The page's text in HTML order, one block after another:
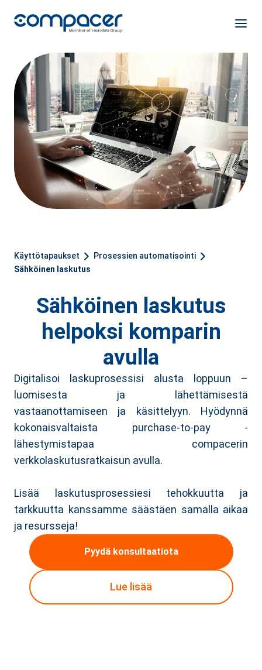
Käyttötapaukset
Prosessien automatisointi
Sähköinen laskutus
Sähköinen laskutus
helpoksi komparin
avulla
Digitalisoi laskuprosessisi alusta loppuun –
luomisesta ja lähettämisestä
vastaanottamiseen ja käsittelyyn. Hyödynnä
kokonaisvaltaista purchase-to-pay -
lähestymistapaa compacerin
verkkolaskutusratkaisun avulla.
Lisää laskutusprosessiesi tehokkuutta ja
tarkkuutta kanssamme säästäen samalla aikaa
ja resursseja!
Pyydä konsultaatiota
Lue lisää